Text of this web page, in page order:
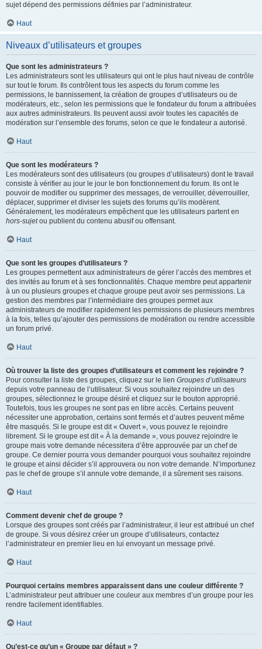
sujet dépend des permissions définies par l’administrateur.
Haut
Niveaux d’utilisateurs et groupes
Que sont les administrateurs ?
Les administrateurs sont les utilisateurs qui ont le plus haut niveau de contrôle
sur tout le forum. Ils contrôlent tous les aspects du forum comme les
permissions, le bannissement, la création de groupes d’utilisateurs ou de
modérateurs, etc., selon les permissions que le fondateur du forum a attribuées
aux autres administrateurs. Ils peuvent aussi avoir toutes les capacités de
modération sur l’ensemble des forums, selon ce que le fondateur a autorisé.
Haut
Que sont les modérateurs ?
Les modérateurs sont des utilisateurs (ou groupes d’utilisateurs) dont le travail
consiste à vérifier au jour le jour le bon fonctionnement du forum. Ils ont le
pouvoir de modifier ou supprimer des messages, de verrouiller, déverrouiller,
déplacer, supprimer et diviser les sujets des forums qu’ils modèrent.
Généralement, les modérateurs empêchent que les utilisateurs partent en
hors-sujetou publient du contenu abusif ou offensant.
Haut
Que sont les groupes d’utilisateurs ?
Les groupes permettent aux administrateurs de gérer l’accès des membres et
des invités au forum et à ses fonctionnalités. Chaque membre peut appartenir
à un ou plusieurs groupes et chaque groupe peut avoir ses permissions. La
gestion des membres par l’intermédiaire des groupes permet aux
administrateurs de modifier rapidement les permissions de plusieurs membres
à la fois, telles qu’ajouter des permissions de modération ou rendre accessible
un forum privé.
Haut
Où trouver la liste des groupes d’utilisateurs et comment les rejoindre ?
Pour consulter la liste des groupes, cliquez sur le lien Groupes d’utilisateurs
depuis votre panneau de l’utilisateur. Si vous souhaitez rejoindre un des
groupes, sélectionnez le groupe désiré et cliquez sur le bouton approprié.
Toutefois, tous les groupes ne sont pas en libre accès. Certains peuvent
nécessiter une approbation, certains sont fermés et d’autres peuvent même
être masqués. Si le groupe est dit « Ouvert », vous pouvez le rejoindre
librement. Si le groupe est dit « À la demande », vous pouvez rejoindre le
groupe mais votre demande nécessitera d’être approuvée par un chef de
groupe. Ce dernier pourra vous demander pourquoi vous souhaitez rejoindre
le groupe et ainsi décider s’il approuvera ou non votre demande. N’importunez
pas le chef de groupe s’il annule votre demande, il a sûrement ses raisons.
Haut
Comment devenir chef de groupe ?
Lorsque des groupes sont créés par l’administrateur, il leur est attribué un chef
de groupe. Si vous désirez créer un groupe d’utilisateurs, contactez
l’administrateur en premier lieu en lui envoyant un message privé.
Haut
Pourquoi certains membres apparaissent dans une couleur différente ?
L’administrateur peut attribuer une couleur aux membres d’un groupe pour les
rendre facilement identifiables.
Haut
Qu’est-ce qu’un « Groupe par défaut » ?